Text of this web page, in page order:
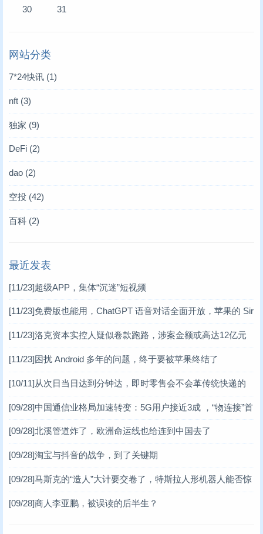
30
31
网站分类
7*24快讯 (1)
nft (3)
独家 (9)
DeFi (2)
dao (2)
空投 (42)
百科 (2)
最近发表
[11/23]超级APP，集体“沉迷”短视频
[11/23]免费版也能用，ChatGPT 语音对话全面开放，苹果的 Sir
[11/23]洛克资本实控人疑似卷款跑路，涉案金额或高达12亿元
[11/23]困扰 Android 多年的问题，终于要被苹果终结了
[10/11]从次日当日达到分钟达，即时零售会不会革传统快递的
[09/28]中国通信业格局加速转变：5G用户接近3成 ，“物连接”首
超“人连接”
[09/28]北溪管道炸了，欧洲命运线也给连到中国去了
[09/28]淘宝与抖音的战争，到了关键期
[09/28]马斯克的“造人”大计要交卷了，特斯拉人形机器人能否惊
艳行业？
[09/28]商人李亚鹏，被误读的后半生？